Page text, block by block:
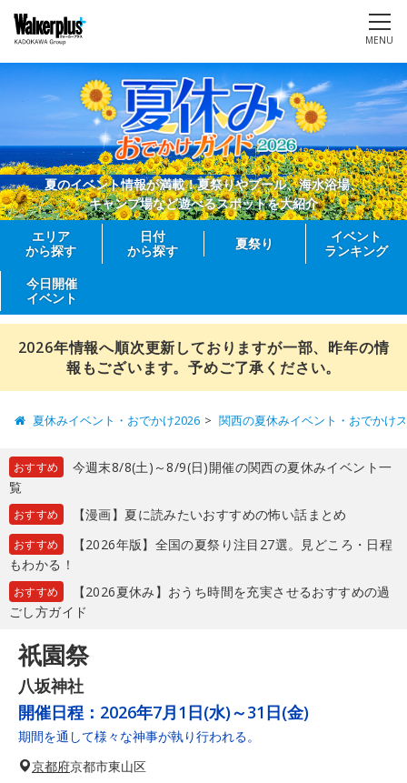
MENU
夏のイベント情報が満載！夏祭りやプール、海水浴場、
キャンプ場など遊べるスポットを大紹介
エリア
から探す
日付
から探す
夏祭り
イベント
ランキング
今日開催
イベント
2026年情報へ順次更新しておりますが一部、昨年の情
報もございます。予めご了承ください。
夏休みイベント・おでかけ2026 関西の夏休みイベント・おでかけ
おすすめ
今週末8/8(土)～8/9(日)開催の関西の夏休みイベント一
覧
おすすめ 【漫画】夏に読みたいおすすめの怖い話まとめ
おすすめ
【2026年版】全国の夏祭り注目27選。見どころ・日程
もわかる！
おすすめ
【2026夏休み】おうち時間を充実させるおすすめの過
ごし方ガイド
祇園祭
八坂神社
開催日程： 2026年7月1日(水)～31日(金)
期間を通して様々な神事が執り行われる。
京都府京都市東山区